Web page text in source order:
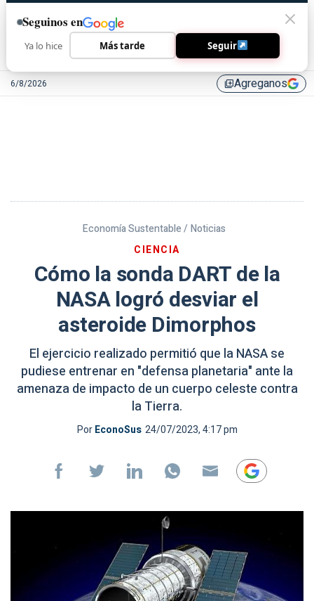
6/8/2026 library_addAgreganos
Economía Sustentable / Noticias
CIENCIA
Cómo la sonda DART de la
NASA logró desviar el
asteroide Dimorphos
El ejercicio realizado permitió que la NASA se
pudiese entrenar en "defensa planetaria" ante la
amenaza de impacto de un cuerpo celeste contra
la Tierra.
PorEconoSus 24/07/2023, 4:17 pm
Seguinos en
Ya lo hice Más tarde Seguir